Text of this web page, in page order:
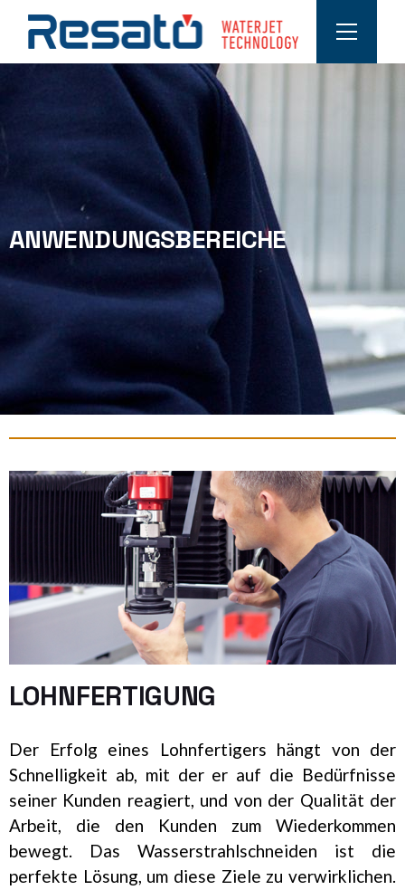
ANWENDUNGSBEREICHE
LOHNFERTIGUNG
Der Erfolg eines Lohnfertigers hängt von der
Schnelligkeit ab, mit der er auf die Bedürfnisse
seiner Kunden reagiert, und von der Qualität der
Arbeit, die den Kunden zum Wiederkommen
bewegt. Das Wasserstrahlschneiden ist die
perfekte Lösung, um diese Ziele zu verwirklichen.